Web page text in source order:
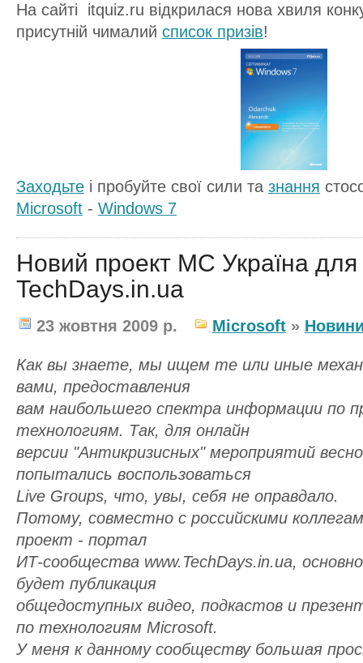
На сайті itquiz.ru відкрилася нова хвиля
присутній чималий список призів!
Заходьте і пробуйте свої сили та знання
Microsoft - Windows 7
Новий проект МС Україна для
TechDays.in.ua
23 жовтня 2009 р. Microsoft »
Как вы знаете, мы ищем те или иные
вами, предоставления
вам наибольшего спектра информации по
технологиям. Так, для онлайн
версии "Антикризисных" мероприятий
попытались воспользоваться
Live Groups, что, увы, себя не оправдало.
Потому, совместно с российскими
проект - портал
ИТ-сообщества www.TechDays.in.ua,
будет публикация
общедоступных видео, подкастов и
по технологиям Microsoft.
У меня к данному сообществу большая